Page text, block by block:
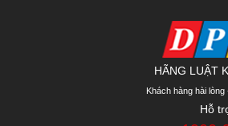
HÃNG LUẬT
Khách hàng hài
Hỗ